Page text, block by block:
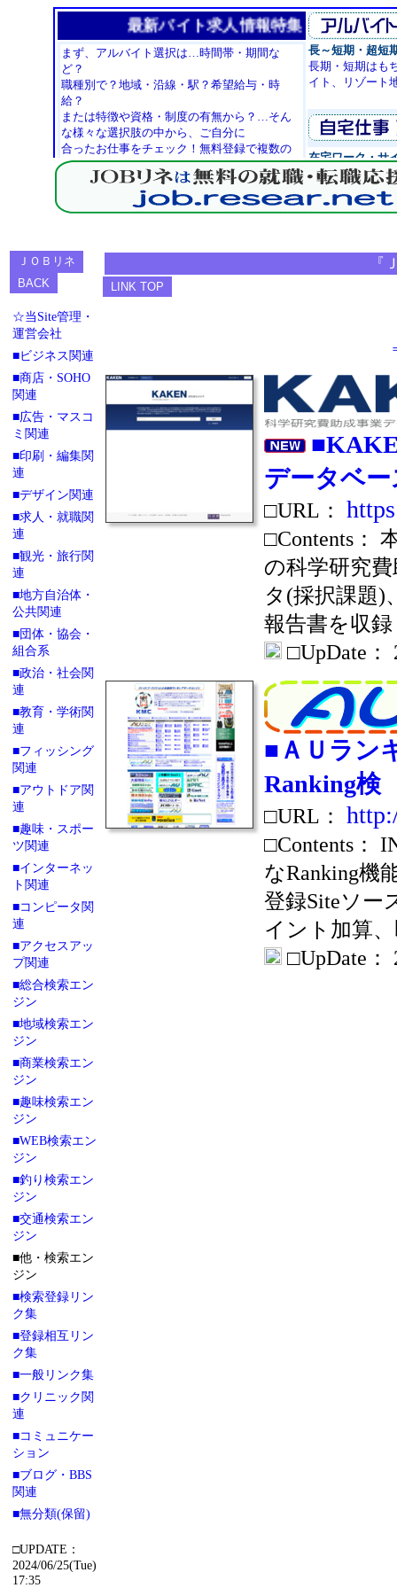
☆当Site管理・
運営会社
■ビジネス関連
■商店・SOHO
関連
■広告・マスコ
ミ関連
■印刷・編集関
連
■デザイン関連
■求人・就職関
連
■観光・旅行関
連
■地方自治体・
公共関連
■団体・協会・
組合系
■政治・社会関
連
■教育・学術関
連
■フィッシング
関連
■アウトドア関
連
■趣味・スポー
ツ関連
■インターネッ
ト関連
■コンピータ関
連
■アクセスアッ
プ関連
■総合検索エン
ジン
■地域検索エン
ジン
■商業検索エン
ジン
■趣味検索エン
ジン
■WEB検索エン
ジン
■釣り検索エン
ジン
■交通検索エン
ジン
■他・検索エン
ジン
■検索登録リン
ク集
■登録相互リン
ク集
■一般リンク集
■クリニック関
連
■コミュニケー
ション
■ブログ・BBS
関連
■無分類(保留)
□UPDATE：
2024/06/25(Tue)
17:35
『
データベ
□URL：
□Contents：
の科学研究
タ(採択課題)
報告書を収
□UpDate：
■ＡＵラン
Ranking検
□URL：
□Contents：
なRanking機
登録Siteソー
イント加算
□UpDate：